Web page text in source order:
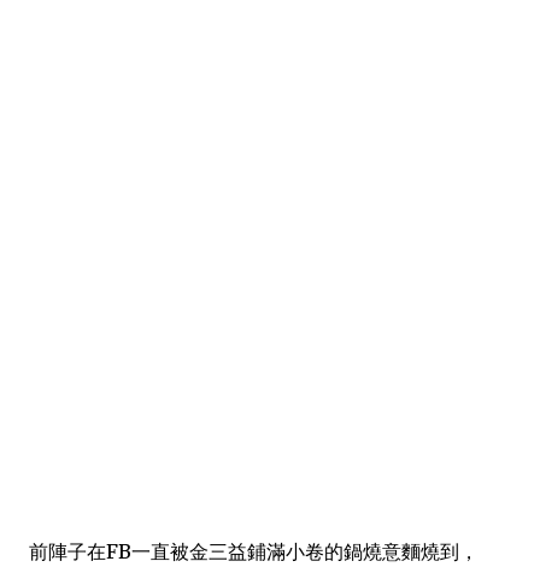
前陣子在FB一直被金三益鋪滿小卷的鍋燒意麵燒到，